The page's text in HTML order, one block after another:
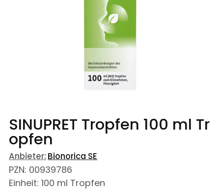
SINUPRET Tropfen 100 ml Tr
opfen
Anbieter: Bionorica SE
PZN: 00939786
Einheit: 100 ml Tropfen